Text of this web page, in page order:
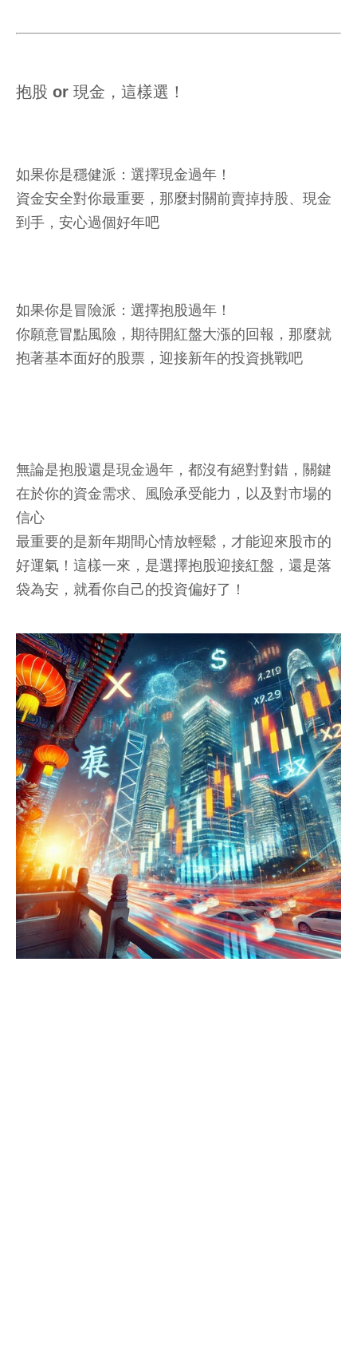
抱股 or 現金，這樣選！
如果你是穩健派：選擇現金過年！
資金安全對你最重要，那麼封關前賣掉持股、現金
到手，安心過個好年吧
如果你是冒險派：選擇抱股過年！
你願意冒點風險，期待開紅盤大漲的回報，那麼就
抱著基本面好的股票，迎接新年的投資挑戰吧
無論是抱股還是現金過年，都沒有絕對對錯，關鍵
在於你的資金需求、風險承受能力，以及對市場的
信心
最重要的是新年期間心情放輕鬆，才能迎來股市的
好運氣！這樣一來，是選擇抱股迎接紅盤，還是落
袋為安，就看你自己的投資偏好了！